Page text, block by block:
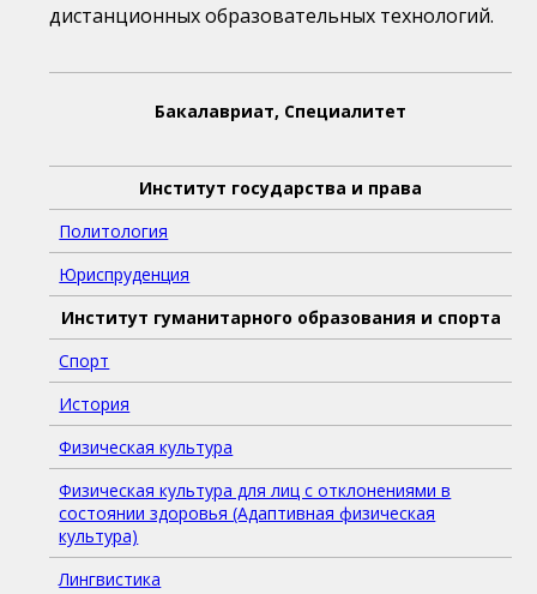
дистанционных образовательных технологий.
Бакалавриат, Специалитет
Институт государства и права
Политология
Юриспруденция
Институт гуманитарного образования и спорта
Спорт
История
Физическая культура
Физическая культура для лиц с отклонениями в
состоянии здоровья (Адаптивная физическая
культура)
Лингвистика